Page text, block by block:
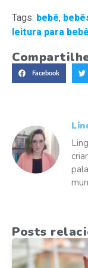
Tags: bebê,
leitura para
Facebook
Posts